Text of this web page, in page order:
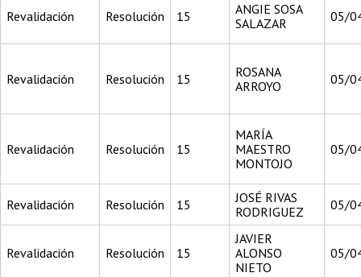
Revalidación Resolución 15
ANGIE SOSA
SALAZAR
05/
Revalidación Resolución 15
ROSANA
ARROYO
05/
Revalidación Resolución 15
MARÍA
MAESTRO
MONTOJO
05/
Revalidación Resolución 15
JOSÉ RIVAS
RODRIGUEZ
05/
Revalidación Resolución 15
JAVIER
ALONSO
NIETO
05/